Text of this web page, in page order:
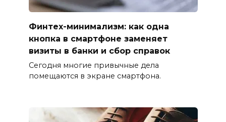
Финтех-минимализм: как одна
кнопка в смартфоне заменяет
визиты в банки и сбор справок
Сегодня многие привычные дела
помещаются в экране смартфона.